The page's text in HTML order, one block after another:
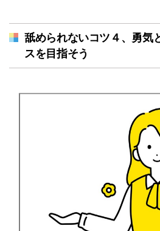
舐められないコツ４、勇気
スを目指そう